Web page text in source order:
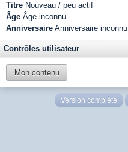
Titre Nouveau / peu actif
Âge Âge inconnu
Anniversaire Anniversaire inconnu
Contrôles utilisateur
Mon contenu
Version complète